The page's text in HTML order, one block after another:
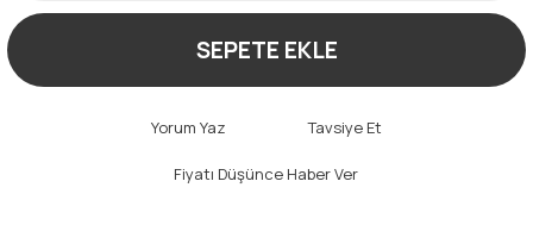
SEPETE EKLE
Yorum Yaz Tavsiye Et
Fiyatı Düşünce Haber Ver